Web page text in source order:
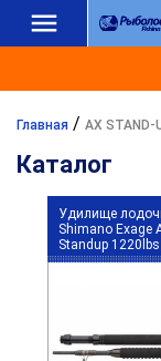
Главная / AX STAND-
Каталог
Удилище
Shimano Exage
Standup 1220lbs